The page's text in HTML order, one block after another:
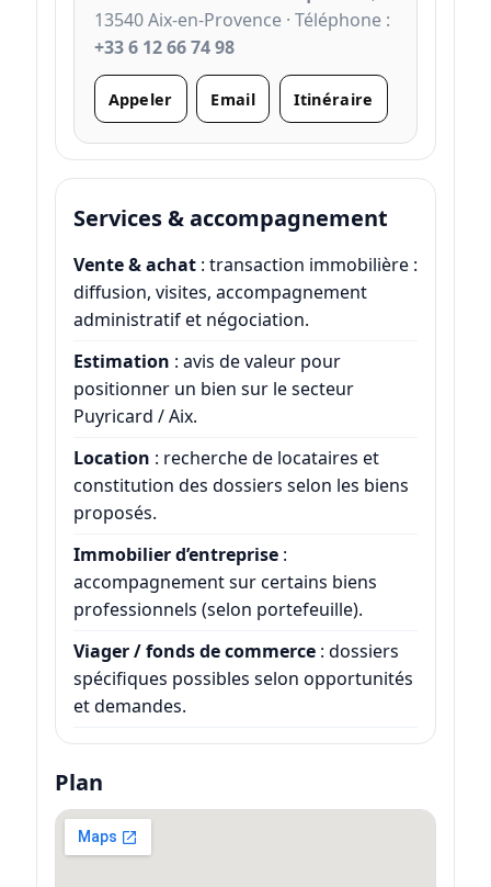
13540 Aix-en-Provence · Téléphone :
+33 6 12 66 74 98
Appeler Email Itinéraire
Services & accompagnement
Vente & achat: transaction immobilière :
diffusion, visites, accompagnement
administratif et négociation.
Estimation : avis de valeur pour
positionner un bien sur le secteur
Puyricard / Aix.
Location : recherche de locataires et
constitution des dossiers selon les biens
proposés.
Immobilier d’entreprise:
accompagnement sur certains biens
professionnels (selon portefeuille).
Viager / fonds de commerce: dossiers
spécifiques possibles selon opportunités
et demandes.
Plan